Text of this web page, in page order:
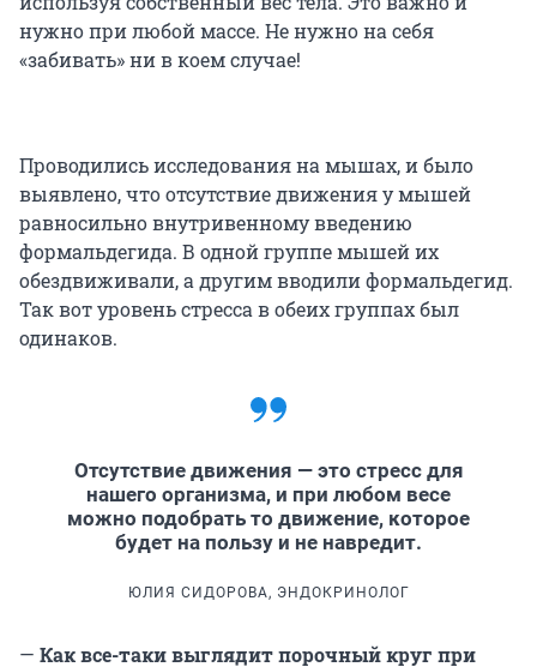
нужно при любой массе. Не нужно на себя
«забивать» ни в коем случае!
Проводились исследования на мышах, и было
выявлено, что отсутствие движения у мышей
равносильно внутривенному введению
формальдегида. В одной группе мышей их
обездвиживали, а другим вводили формальдегид.
Так вот уровень стресса в обеих группах был
одинаков.
Отсутствие движения — это стресс для
нашего организма, и при любом весе
можно подобрать то движение, которое
будет на пользу и не навредит.
ЮЛИЯ СИДОРОВА, ЭНДОКРИНОЛОГ
— Как все-таки выглядит порочный круг при